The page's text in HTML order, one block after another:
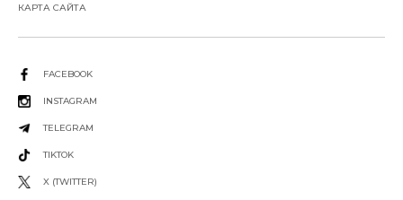
КАРТА САЙТА
FACEBOOK
INSTAGRAM
TELEGRAM
TIKTOK
X (TWITTER)